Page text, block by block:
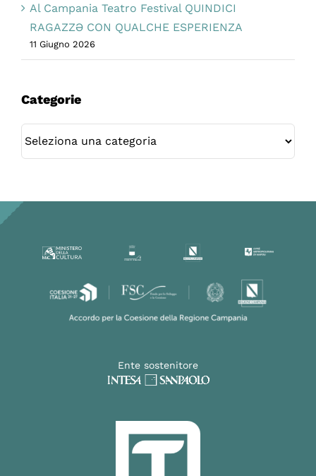
Al Campania Teatro Festival QUINDICI
RAGAZZƏ CON QUALCHE ESPERIENZA
11 Giugno 2026
Categorie
Ente sostenitore